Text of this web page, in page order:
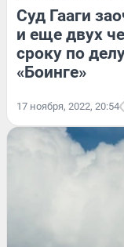
Суд Гааги
и еще двух
сроку по
«Боинге»
17 ноября, 2022, 20:54